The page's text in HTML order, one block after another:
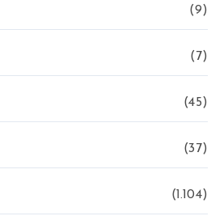
(9)
(7)
(45)
(37)
(1.104)